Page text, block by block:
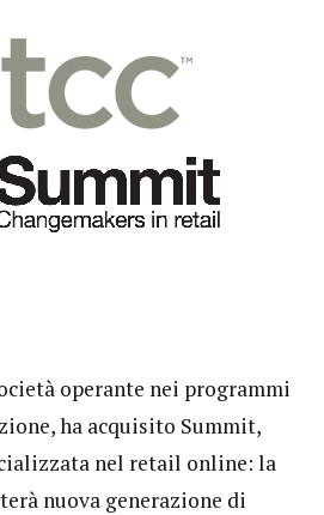
operante nei programmi
ha acquisito Summit,
nel retail online: la
nuova generazione di